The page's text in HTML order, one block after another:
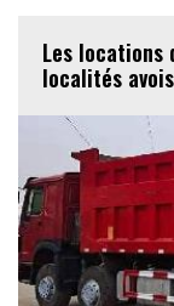
Les locations
localités